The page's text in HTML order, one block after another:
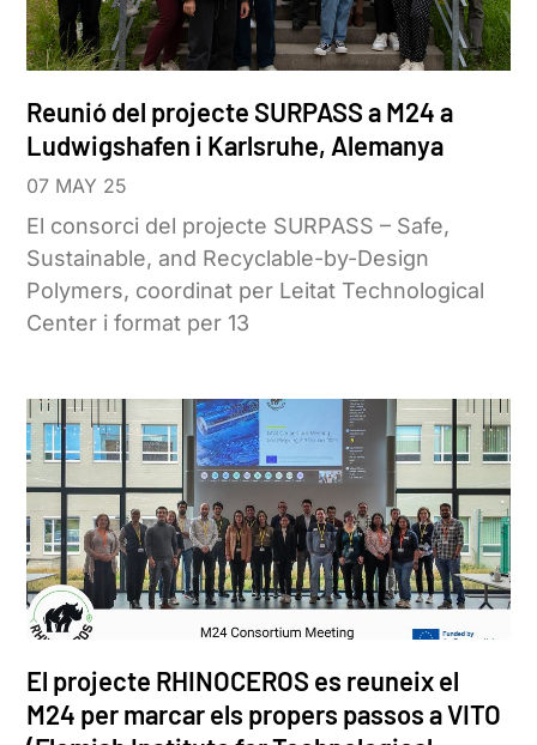
Reunió del projecte SURPASS a M24 a
Ludwigshafen i Karlsruhe, Alemanya
07 MAY 25
El consorci del projecte SURPASS – Safe,
Sustainable, and Recyclable-by-Design
Polymers, coordinat per Leitat Technological
Center i format per 13
El projecte RHINOCEROS es reuneix el
M24 per marcar els propers passos a VITO